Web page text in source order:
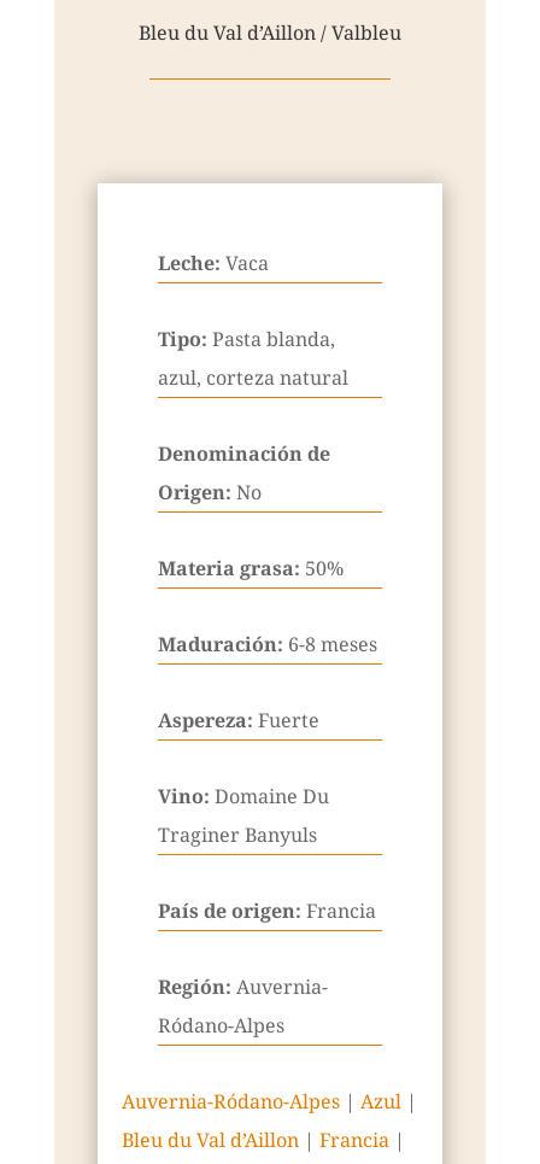
Bleu du Val d’Aillon / Valbleu
Leche: Vaca
Tipo: Pasta blanda,
azul, corteza natural
Denominación de
Origen: No
Materia grasa: 50%
Maduración: 6-8 meses
Aspereza: Fuerte
Vino: Domaine Du
Traginer Banyuls
País de origen: Francia
Región: Auvernia-
Ródano-Alpes
Auvernia-Ródano-Alpes| Azul|
Bleu du Val d’Aillon| Francia|